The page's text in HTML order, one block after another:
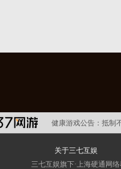
健康游戏公告： 抵制
关于三七互娱
三七互娱旗下·上海硬通网